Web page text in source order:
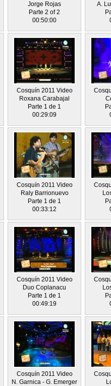
Jorge Rojas
Parte 2 of 2
00:50:00
A.
Cosquín 2011 Video
Roxana Carabajal
Parte 1 de 1
00:29:09
Cosquín 2011 Video
Raly Barrionuevo
Parte 1 de 1
00:33:12
Cosquín 2011 Video
Duo Coplanacu
Parte 1 de 1
00:49:19
Cosquín 2011 Video
N. Garnica - G. Emerger